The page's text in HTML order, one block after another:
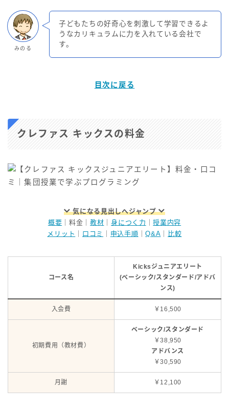
みのる
子どもたちの好奇心を刺激して学習できるよ
うなカリキュラムに力を入れている会社で
す。
目次に戻る
クレファス キックスの料金
気になる見出しへジャンプ
概要 ｜料金｜教材 ｜身につく力 ｜授業内容
メリット
口コミ 申込手順 ｜Q&A 比較
コース名
Kicksジュニアエリート
(ベーシック/スタンダード/アドバ
ンス)
入会費 ￥16,500
初期費用（教材費）
ベーシック/スタンダード
￥38,950
アドバンス
￥30,590
月謝 ￥12,100